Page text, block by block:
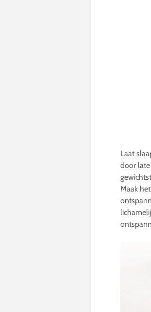
Laat
door
Maak